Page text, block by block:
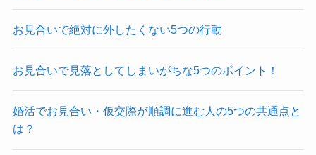
お見合いで絶対に外したくない5つの行動
お見合いで見落としてしまいがちな5つのポイント！
婚活でお見合い・仮交際が順調に進む人の5つの共通点と
は？